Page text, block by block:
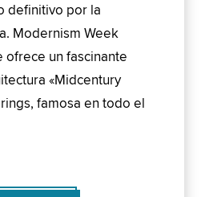
definitivo por la
Modernism Week
ofrece un fascinante
«Midcentury
famosa en todo el